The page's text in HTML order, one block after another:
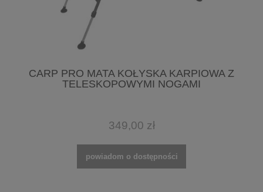
CARP PRO MATA KOŁYSKA KARPIOWA Z
TELESKOPOWYMI NOGAMI
349,00 zł
powiadom o dostępności